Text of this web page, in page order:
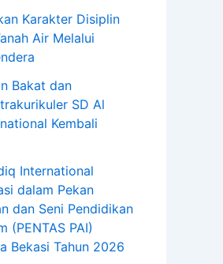
Karakter Disiplin
Air Melalui
Bakat dan
SD Al
Kembali
International
dalam Pekan
dan Seni Pendidikan
(PENTAS PAI)
Bekasi Tahun 2026